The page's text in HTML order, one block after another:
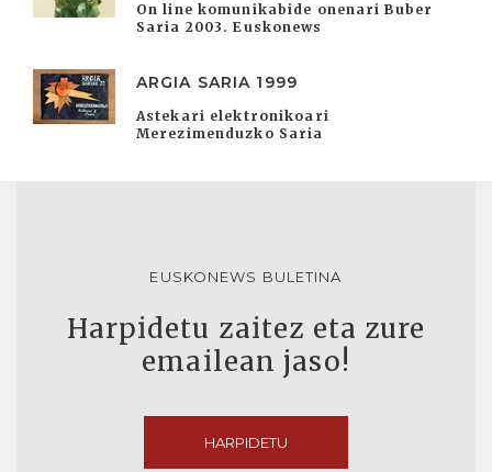
On line komunikabide onenari Buber
Saria 2003. Euskonews
ARGIA SARIA 1999
Astekari elektronikoari
Merezimenduzko Saria
EUSKONEWS BULETINA
Harpidetu zaitez eta zure
emailean jaso!
HARPIDETU